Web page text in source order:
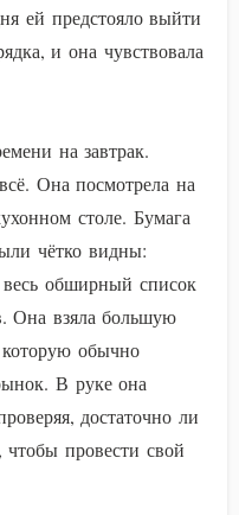
ей предстояло выйти
и она чувствовала
на завтрак.
Она посмотрела на
столе. Бумага
чётко видны:
весь обширный список
Она взяла большую
обычно
В руке она
достаточно ли
чтобы провести свой